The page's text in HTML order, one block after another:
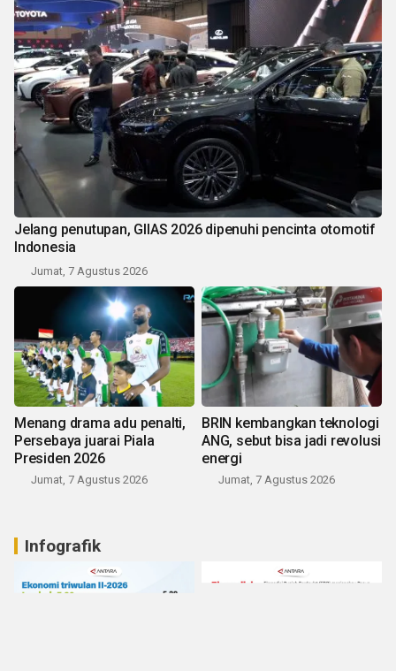
Jelang penutupan, GIIAS 2026 dipenuhi pencinta otomotif
Indonesia
Jumat, 7 Agustus 2026
Menang drama adu penalti,
Persebaya juarai Piala
Presiden 2026
Jumat, 7 Agustus 2026
BRIN kembangkan teknologi
ANG, sebut bisa jadi revolusi
energi
Jumat, 7 Agustus 2026
Infografik